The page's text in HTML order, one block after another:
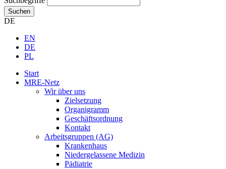
Suchen
DE
EN
DE
PL
Start
MRE-Netz
Wir über uns
Zielsetzung
Organigramm
Geschäftsordnung
Kontakt
Arbeitsgruppen (AG)
Krankenhaus
Niedergelassene Medizin
Pädiatrie